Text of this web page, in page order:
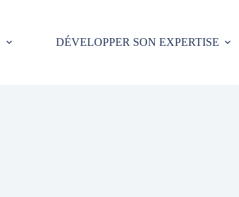
DÉVELOPPER SON EXPERTISE